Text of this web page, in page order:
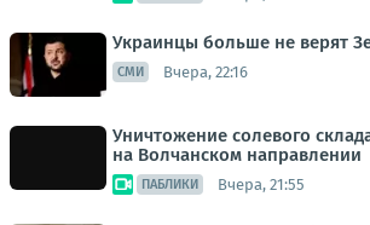
Украинцы больше не верят
СМИ Вчера, 22:16
Уничтожение солевого
на Волчанском направлении
ПАБЛИКИ Вчера, 21:55